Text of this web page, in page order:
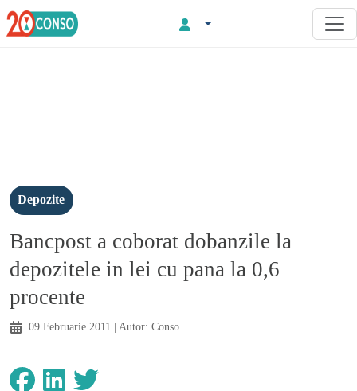
Depozite
Bancpost a coborat dobanzile la
depozitele in lei cu pana la 0,6
procente
09 Februarie 2011 | Autor: Conso